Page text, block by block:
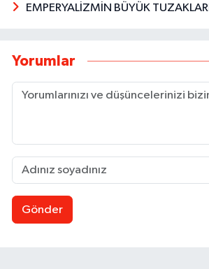
EMPERYALİZMİN BÜYÜK TUZAKLARI
Yorumlar
Gönder